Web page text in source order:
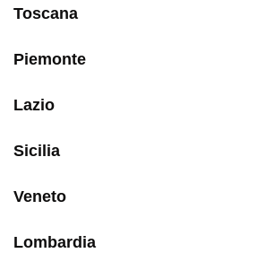
Toscana
Piemonte
Lazio
Sicilia
Veneto
Lombardia